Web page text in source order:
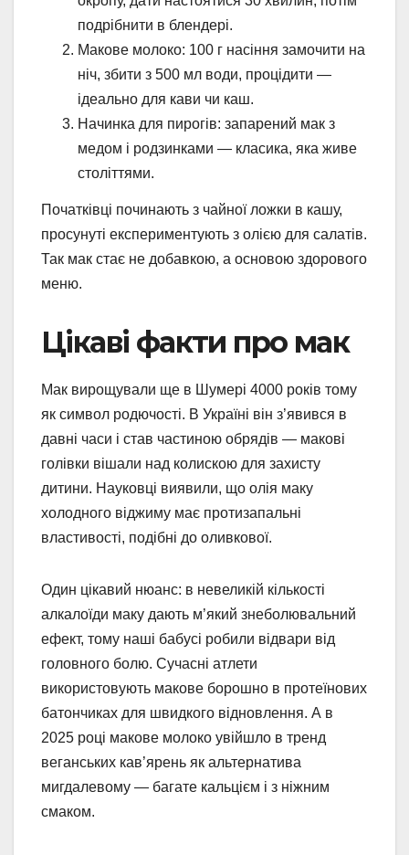
подрібнити в блендері.
Макове молоко: 100 г насіння замочити на
ніч, збити з 500 мл води, процідити —
ідеально для кави чи каш.
Начинка для пирогів: запарений мак з
медом і родзинками — класика, яка живе
століттями.
Початківці починають з чайної ложки в кашу,
просунуті експериментують з олією для салатів.
Так мак стає не добавкою, а основою здорового
меню.
Цікаві факти про мак
Мак вирощували ще в Шумері 4000 років тому
як символ родючості. В Україні він з’явився в
давні часи і став частиною обрядів — макові
голівки вішали над колискою для захисту
дитини. Науковці виявили, що олія маку
холодного віджиму має протизапальні
властивості, подібні до оливкової.
Один цікавий нюанс: в невеликій кількості
алкалоїди маку дають м’який знеболювальний
ефект, тому наші бабусі робили відвари від
головного болю. Сучасні атлети
використовують макове борошно в протеїнових
батончиках для швидкого відновлення. А в
2025 році макове молоко увійшло в тренд
веганських кав’ярень як альтернатива
мигдалевому — багате кальцієм і з ніжним
смаком.